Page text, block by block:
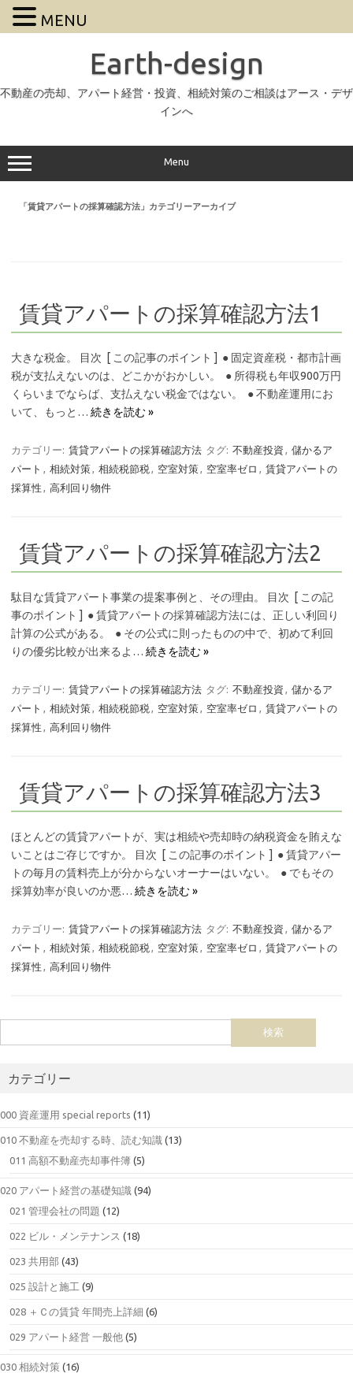
Earth-design
不動産の売却、アパート経営・投資、相続対策のご相談はアース・デザ
インへ
Menu
「賃貸アパートの採算確認方法 」カテゴリーアーカイブ
賃貸アパートの採算確認方法1
大きな税金。 目次 [ この記事のポイント ] ● 固定資産税・都市計画
税が支払えないのは、どこかがおかしい。 ● 所得税も年収900万円
くらいまでならば、支払えない税金ではない。 ● 不動産運用にお
いて、もっと… 続きを読む »
カテゴリー: 賃貸アパートの採算確認方法 タグ: 不動産投資 , 儲かるア
パート , 相続対策, 相続税節税 , 空室対策, 空室率ゼロ , 賃貸アパートの
採算性 , 高利回り物件
賃貸アパートの採算確認方法2
駄目な賃貸アパート事業の提案事例と、その理由。 目次 [ この記
事のポイント ] ● 賃貸アパートの採算確認方法には、正しい利回り
計算の公式がある。 ● その公式に則ったものの中で、初めて利回
りの優劣比較が出来るよ… 続きを読む »
カテゴリー: 賃貸アパートの採算確認方法 タグ: 不動産投資 , 儲かるア
パート , 相続対策, 相続税節税 , 空室対策, 空室率ゼロ , 賃貸アパートの
採算性 , 高利回り物件
賃貸アパートの採算確認方法3
ほとんどの賃貸アパートが、実は相続や売却時の納税資金を賄えな
いことはご存じですか。 目次 [ この記事のポイント ] ● 賃貸アパー
トの毎月の賃料売上が分からないオーナーはいない。 ● でもその
採算効率が良いのか悪… 続きを読む »
カテゴリー: 賃貸アパートの採算確認方法 タグ: 不動産投資 , 儲かるア
パート , 相続対策, 相続税節税 , 空室対策, 空室率ゼロ , 賃貸アパートの
採算性 , 高利回り物件
カテゴリー
000 資産運用 special reports (11)
010 不動産を売却する時、読む知識 (13)
011 高額不動産売却事件簿 (5)
020 アパート経営の基礎知識 (94)
021 管理会社の問題 (12)
022 ビル・メンテナンス (18)
023 共用部 (43)
025 設計と施工 (9)
028 ＋Ｃの賃貸 年間売上詳細 (6)
029 アパート経営 一般他 (5)
030 相続対策 (16)
MENU